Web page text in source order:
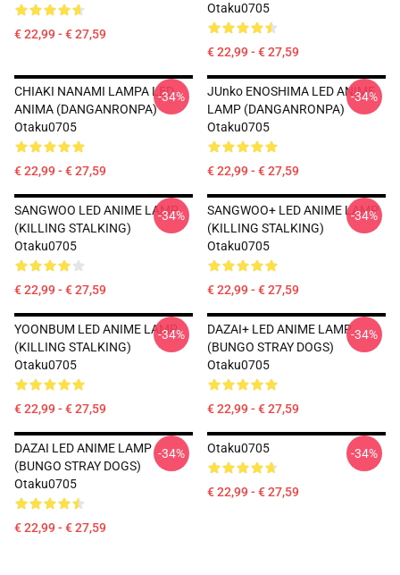
€ 22,99 - € 27,59
Otaku0705
€ 22,99 - € 27,59
CHIAKI NANAMI LAMPA LED
ANIMA (DANGANRONPA)
Otaku0705
€ 22,99 - € 27,59
-34%
JUnko ENOSHIMA LED ANIME
LAMP (DANGANRONPA)
Otaku0705
€ 22,99 - € 27,59
-34%
SANGWOO LED ANIME LAMP
(KILLING STALKING)
Otaku0705
€ 22,99 - € 27,59
-34%
SANGWOO+ LED ANIME LAMP
(KILLING STALKING)
Otaku0705
€ 22,99 - € 27,59
-34%
YOONBUM LED ANIME LAMP
(KILLING STALKING)
Otaku0705
€ 22,99 - € 27,59
-34%
DAZAI+ LED ANIME LAMP
(BUNGO STRAY DOGS)
Otaku0705
€ 22,99 - € 27,59
-34%
DAZAI LED ANIME LAMP
(BUNGO STRAY DOGS)
Otaku0705
€ 22,99 - € 27,59
-34% Otaku0705
€ 22,99 - € 27,59
-34%